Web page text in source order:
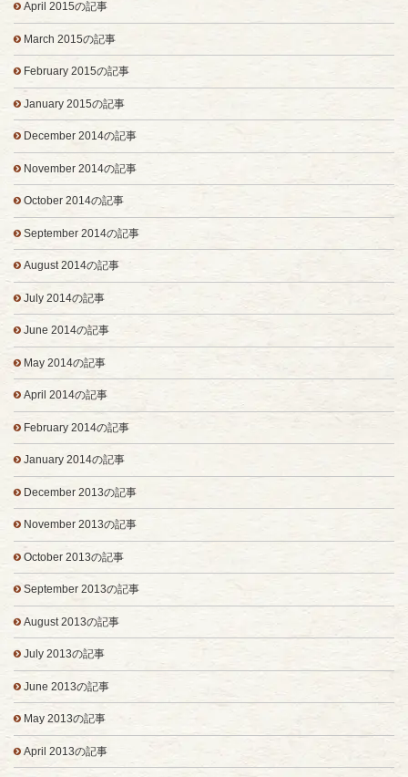
April 2015の記事
March 2015の記事
February 2015の記事
January 2015の記事
December 2014の記事
November 2014の記事
October 2014の記事
September 2014の記事
August 2014の記事
July 2014の記事
June 2014の記事
May 2014の記事
April 2014の記事
February 2014の記事
January 2014の記事
December 2013の記事
November 2013の記事
October 2013の記事
September 2013の記事
August 2013の記事
July 2013の記事
June 2013の記事
May 2013の記事
April 2013の記事